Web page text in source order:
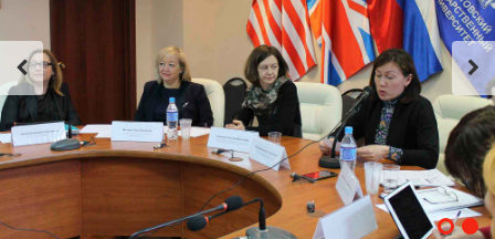
комиссия
+7 (831) 262-26-20